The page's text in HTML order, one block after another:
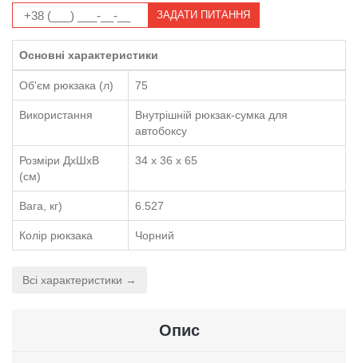
ЗАДАТИ ПИТАННЯ
Основні характеристики
Об'єм рюкзака (л) 75
Використання
Внутрішній рюкзак-сумка для
автобоксу
Розміри ДхШхВ
(см)
34 x 36 x 65
Вага, кг) 6.527
Колір рюкзака Чорний
Всі характеристики →
Опис